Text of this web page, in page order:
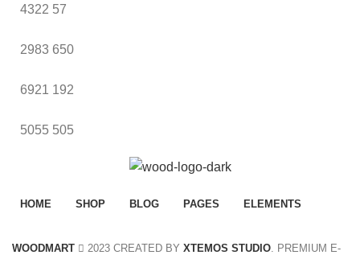
4322 57
2983 650
6921 192
5055 505
HOME SHOP BLOG PAGES ELEMENTS
WOODMART 2023 CREATED BY XTEMOS STUDIO . PREMIUM E-